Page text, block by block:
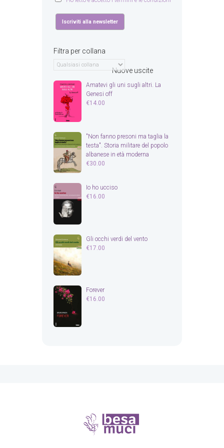
Filtra per collana
Nuove uscite
Amatevi gli uni sugli altri. La
Genesi off
€14.00
"Non fanno presoni ma taglia la
testa". Storia militare del popolo
albanese in età moderna
€30.00
Io ho ucciso
€16.00
Gli occhi verdi del vento
€17.00
Forever
€16.00